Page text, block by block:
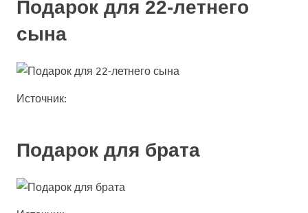
Подарок для 22-летнего
сына
Источник:
Подарок для брата